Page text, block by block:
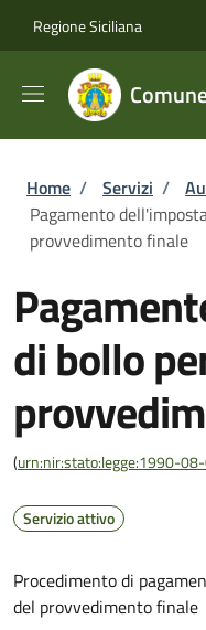
Regione Siciliana
Briciole di
Home / Servizi /
Pagamento
provvedimento finale
di bollo
(urn:nir:stato:legge:1990-
Servizio attivo
Procedimento di
del provvedimento finale